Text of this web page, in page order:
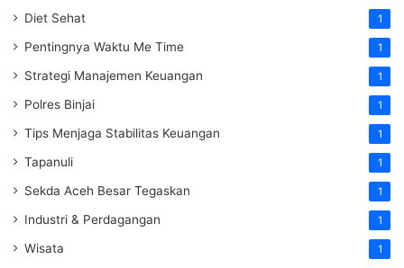
Diet Sehat 1
Pentingnya Waktu Me Time 1
Strategi Manajemen Keuangan 1
Polres Binjai 1
Tips Menjaga Stabilitas Keuangan 1
Tapanuli 1
Sekda Aceh Besar Tegaskan 1
Industri & Perdagangan 1
Wisata 1